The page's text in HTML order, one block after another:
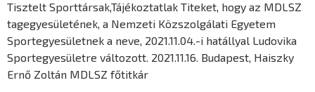
Tisztelt Sporttársak,Tájékoztatlak Titeket, hogy az MDLSZ
tagegyesületének, a Nemzeti Közszolgálati Egyetem
Sportegyesületnek a neve, 2021.11.04.-i hatállyal Ludovika
Sportegyesületre változott. 2021.11.16. Budapest, Haiszky
Ernő Zoltán MDLSZ főtitkár